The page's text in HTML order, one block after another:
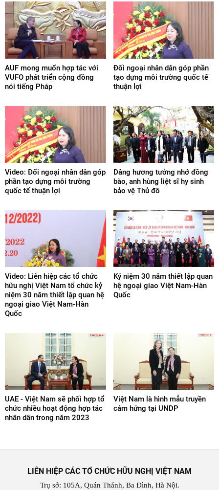
AUF mong muốn hợp tác với
VUFO phát triển cộng đồng
nói tiếng Pháp
Đối ngoại nhân dân góp phần
tạo dựng môi trường quốc tế
thuận lợi
Video: Đối ngoại nhân dân góp
phần tạo dựng môi trường
quốc tế thuận lợi
Dâng hương tưởng nhớ đồng
bào, anh hùng liệt sĩ hy sinh
bảo vệ Thủ đô
Video: Liên hiệp các tổ chức
hữu nghị Việt Nam tổ chức kỷ
niệm 30 năm thiết lập quan hệ
ngoại giao Việt Nam-Hàn
Quốc
Kỷ niệm 30 năm thiết lập quan
hệ ngoại giao Việt Nam-Hàn
Quốc
UAE - Việt Nam sẽ phối hợp tổ
chức nhiều hoạt động hợp tác
nhân dân trong năm 2023
Việt Nam là hình mẫu truyền
cảm hứng tại UNDP
LIÊN HIỆP CÁC TỔ CHỨC HỮU NGHỊ VIỆT NAM
Trụ sở: 105A, Quán Thánh, Ba Đình, Hà Nội.